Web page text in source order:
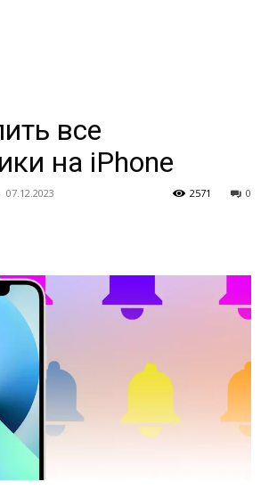
все
на iPhone
07.12.2023 0
2571